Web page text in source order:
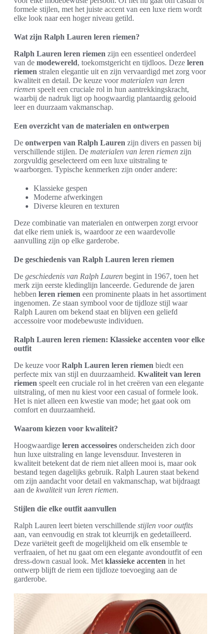
formele stijlen, met het juiste accent van een luxe riem wordt
elke look naar een hoger niveau getild.
Wat zijn Ralph Lauren leren riemen?
Ralph Lauren leren riemen zijn een essentieel onderdeel
van de modewereld, toekomstgericht en tijdloos. Deze leren
riemen stralen elegantie uit en zijn vervaardigd met zorg voor
kwaliteit en detail. De keuze voormaterialen van leren
riemen speelt een cruciale rol in hun aantrekkingskracht,
waarbij de nadruk ligt op hoogwaardig plantaardig gelooid
leer en duurzaam vakmanschap.
Een overzicht van de materialen en ontwerpen
De ontwerpen van Ralph Lauren zijn divers en passen bij
verschillende stijlen. De materialen van leren riemen zijn
zorgvuldig geselecteerd om een luxe uitstraling te
waarborgen. Typische kenmerken zijn onder andere:
Klassieke gespen
Moderne afwerkingen
Diverse kleuren en texturen
Deze combinatie van materialen en ontwerpen zorgt ervoor
dat elke riem uniek is, waardoor ze een waardevolle
aanvulling zijn op elke garderobe.
De geschiedenis van Ralph Lauren leren riemen
De geschiedenis van Ralph Lauren begint in 1967, toen het
merk zijn eerste kledinglijn lanceerde. Gedurende de jaren
hebben leren riemen een prominente plaats in het assortiment
ingenomen. Ze staan symbool voor de tijdloze stijl waar
Ralph Lauren om bekend staat en blijven een geliefd
accessoire voor modebewuste individuen.
Ralph Lauren leren riemen: Klassieke accenten voor elke
outfit
De keuze voorRalph Lauren leren riemen biedt een
perfecte mix van stijl en duurzaamheid. Kwaliteit van leren
riemen speelt een cruciale rol in het creëren van een elegante
uitstraling, of men nu kiest voor een casual of formele look.
Het is niet alleen een kwestie van mode; het gaat ook om
comfort en duurzaamheid.
Waarom kiezen voor kwaliteit?
Hoogwaardige leren accessoires onderscheiden zich door
hun luxe uitstraling en lange levensduur. Investeren in
kwaliteit betekent dat de riem niet alleen mooi is, maar ook
bestand tegen dagelijks gebruik. Ralph Lauren staat bekend
om zijn aandacht voor detail en vakmanschap, wat bijdraagt
aan de kwaliteit van leren riemen.
Stijlen die elke outfit aanvullen
Ralph Lauren leert bieten verschillende stijlen voor outfits
aan, van eenvoudig en strak tot kleurrijk en gedetailleerd.
Deze variëteit geeft de mogelijkheid om elk ensemble te
verfraaien, of het nu gaat om een elegante avondoutfit of een
dress-down casual look. Met klassieke accenten in het
ontwerp blijft de riem een tijdloze toevoeging aan de
garderobe.